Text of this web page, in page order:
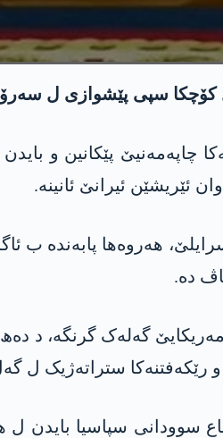
چاپەمەنیێ پێکانین و
ئێریشێن ئیرانێ ئانینە.
ھەروەھا پابەندە
دە.
گەلەک گرنگە،
رێکەفتنەکا ستراتەژیک ل
سپاسیا بایدن ل